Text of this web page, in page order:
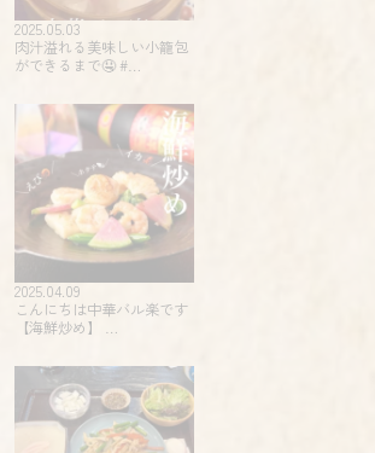
2025.05.03
肉汁溢れる美味しい小籠包
ができるまで🤤 #…
2025.04.09
こんにちは中華バル楽です
【海鮮炒め】 …